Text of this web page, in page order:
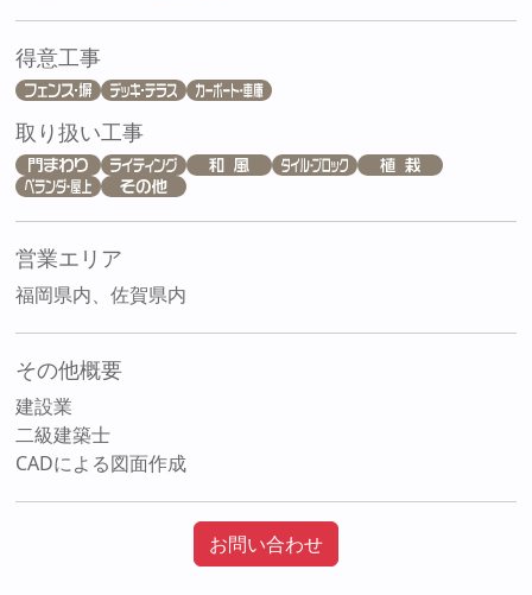
得意工事
取り扱い工事
営業エリア
福岡県内、佐賀県内
その他概要
建設業
二級建築士
CADによる図面作成
お問い合わせ